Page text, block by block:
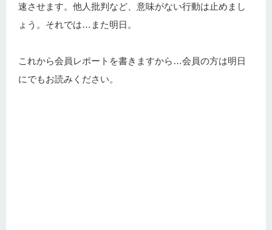
速させます。他人批判など、意味がない行動は止めまし
ょう。それでは…また明日。
これから会員レポートを書きますから…会員の方は明日
にでもお読みください。